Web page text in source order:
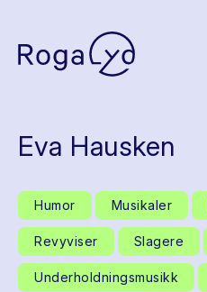
Eva Hausken
Humor Musikaler
Revyviser Slagere
Underholdningsmusikk